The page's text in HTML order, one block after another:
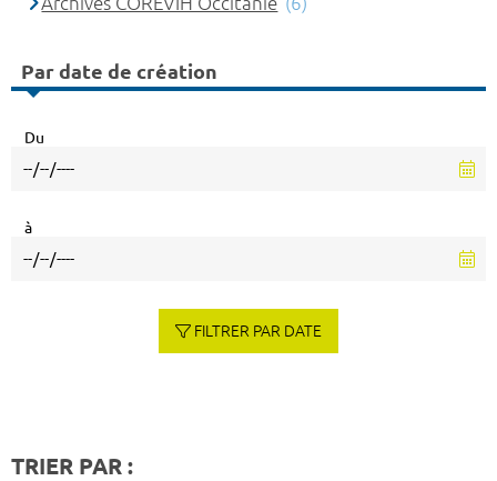
Par date de création
Du
à
FILTRER PAR DATE
TRIER PAR :